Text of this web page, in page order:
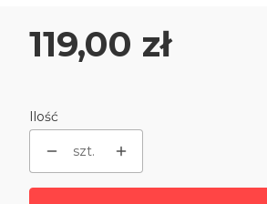
Cena
119,00 zł
Ilość
szt.